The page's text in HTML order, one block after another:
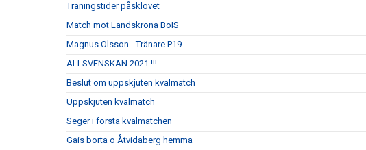
Träningstider påsklovet
Match mot Landskrona BoIS
Magnus Olsson - Tränare P19
ALLSVENSKAN 2021 !!!
Beslut om uppskjuten kvalmatch
Uppskjuten kvalmatch
Seger i första kvalmatchen
Gais borta o Åtvidaberg hemma